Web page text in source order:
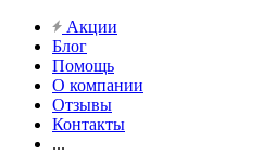
Акции
Блог
Помощь
О компании
Отзывы
Контакты
...